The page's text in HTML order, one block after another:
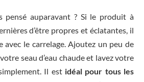
pensé auparavant ? Si le produit à
d’être propres et éclatantes, il
avec le carrelage. Ajoutez un peu de
seau d’eau chaude et lavez votre
Il est idéal pour tous les